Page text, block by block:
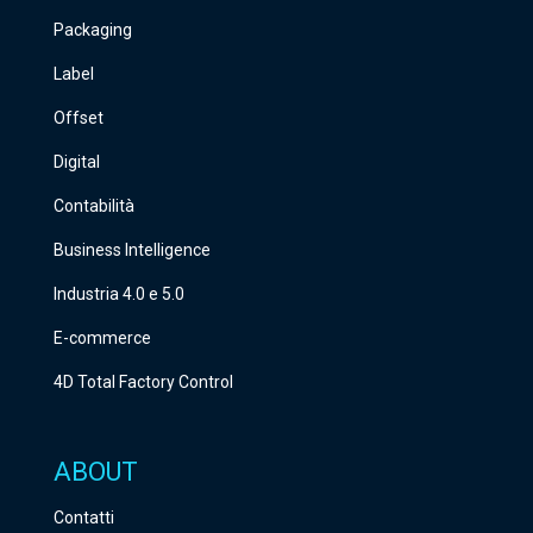
t
o
q
s
t
o
c
p
o
Packaging
Label
Offset
Digital
Contabilità
Business Intelligence
Industria 4.0 e 5.0
E-commerce
4D Total Factory Control
ABOUT
Contatti